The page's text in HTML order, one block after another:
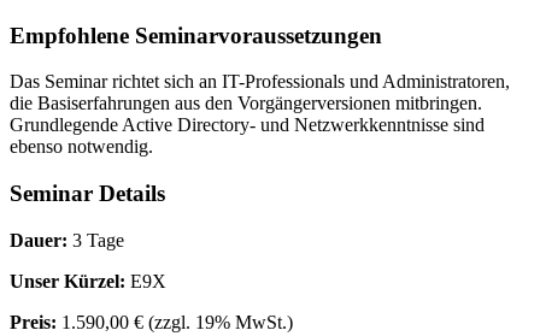
Empfohlene Seminarvoraussetzungen
Das Seminar richtet sich an IT-Professionals und Administratoren,
die Basiserfahrungen aus den Vorgängerversionen mitbringen.
Grundlegende Active Directory- und Netzwerkkenntnisse sind
ebenso notwendig.
Seminar Details
Dauer: 3 Tage
Unser Kürzel: E9X
Preis: 1.590,00 € (zzgl. 19% MwSt.)